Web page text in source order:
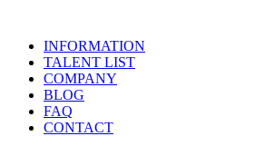
INFORMATION
TALENT LIST
COMPANY
BLOG
FAQ
CONTACT